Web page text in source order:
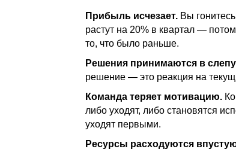
Прибыль исчезает. Вы
растут на 20% в квартал —
то, что было раньше.
Решения принимаются в
решение — это реакция на
Команда теряет мотивацию.
либо уходят, либо становятся
уходят первыми.
Ресурсы расходуются